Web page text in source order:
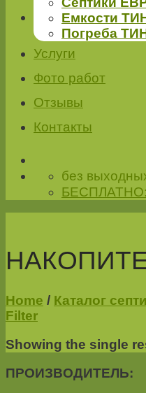
Емкости
Погреба
Услуги
Фото работ
Отзывы
Контакты
без
БЕСПЛАТНО:
Home / Каталог
Filter
Showing the single
ПРОИЗВОДИТЕЛЬ: